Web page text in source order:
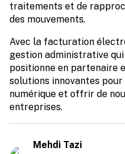
traitements et de
des mouvements.
Avec la facturation
gestion administrative
positionne en partenaire
solutions innovantes
numérique et offrir de
entreprises.
Mehdi Tazi